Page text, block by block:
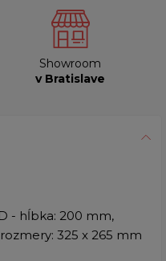
Showroom
v Bratislave
- hĺbka: 200 mm,
rozmery: 325 x 265 mm